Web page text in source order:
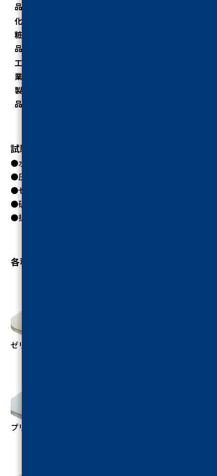
品
化
粧
品
工
業
製
品
試験項目
●水産練り製品JAS規格
●圧縮強度試験
●ゼリー強度試験
●破断・破砕強度試験
●折れ曲げ試験
各種試験事例写真
ゼリー圧縮試験
プリン圧縮試験